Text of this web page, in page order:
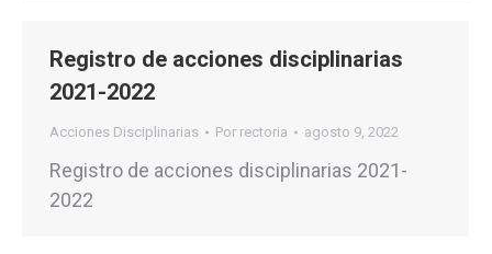
Registro de acciones disciplinarias
2021-2022
Acciones Disciplinarias Por rectoria agosto 9, 2022
Registro de acciones disciplinarias 2021-
2022